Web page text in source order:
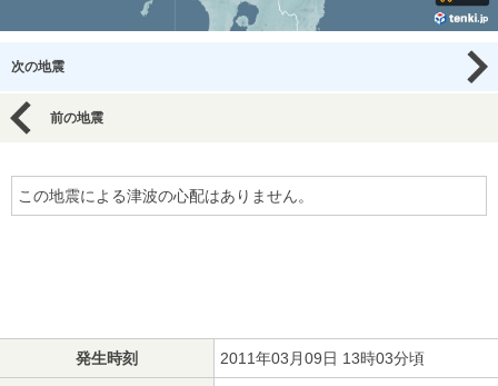
次の地震
前の地震
この地震による津波の心配はありません。
発生時刻 2011年03月09日 13時03分頃